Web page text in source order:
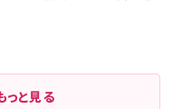
っと見る